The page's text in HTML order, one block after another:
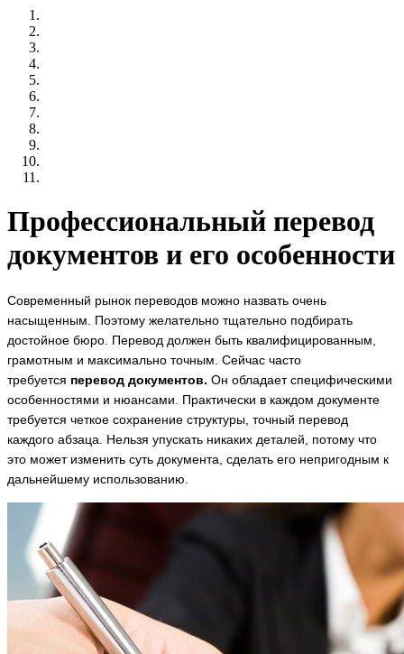
Профессиональный перевод
документов и его особенности
Современный рынок переводов можно назвать очень
насыщенным. Поэтому желательно тщательно подбирать
достойное бюро. Перевод должен быть квалифицированным,
грамотным и максимально точным. Сейчас часто
требуется перевод документов. Он обладает специфическими
особенностями и нюансами. Практически в каждом документе
требуется четкое сохранение структуры, точный перевод
каждого абзаца. Нельзя упускать никаких деталей, потому что
это может изменить суть документа, сделать его непригодным к
дальнейшему использованию.